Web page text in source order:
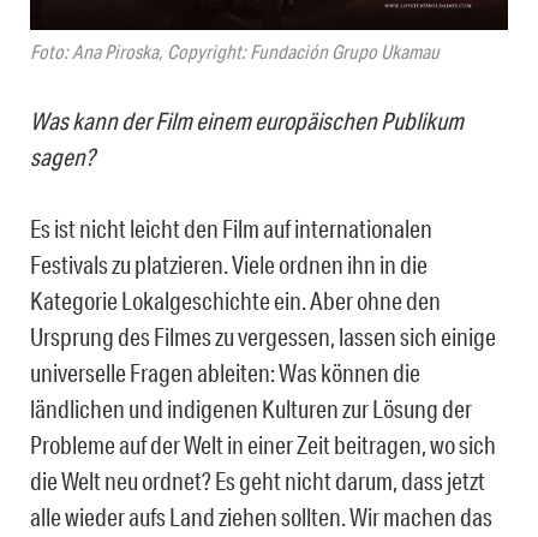
Foto: Ana Piroska, Copyright: Fundación Grupo Ukamau
Was kann der Film einem europäischen Publikum
sagen?
Es ist nicht leicht den Film auf internationalen
Festivals zu platzieren. Viele ordnen ihn in die
Kategorie Lokalgeschichte ein. Aber ohne den
Ursprung des Filmes zu vergessen, lassen sich einige
universelle Fragen ableiten: Was können die
ländlichen und indigenen Kulturen zur Lösung der
Probleme auf der Welt in einer Zeit beitragen, wo sich
die Welt neu ordnet? Es geht nicht darum, dass jetzt
alle wieder aufs Land ziehen sollten. Wir machen das